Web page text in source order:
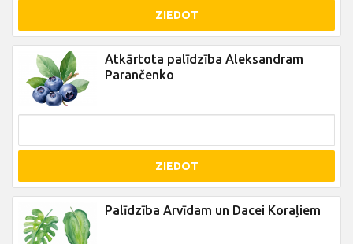
ZIEDOT
Atkārtota palīdzība Aleksandram
Parančenko
ZIEDOT
Palīdzība Arvīdam un Dacei Koraļiem